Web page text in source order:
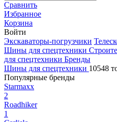
Сравнить
Избранное
Корзина
Войти
Экскаваторы-погрузчики
Шины для спецтехники
для спецтехники Бренды
Шины для спецтехники 10548
Популярные бренды
Starmaxx
2
Roadhiker
1